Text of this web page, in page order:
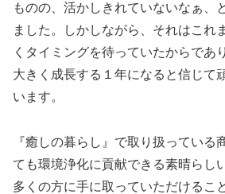
ものの、活かしきれていないなぁ、
ました。しかしながら、それはこれ
くタイミングを待っていたからであ
大きく成長する１年になると信じて
います。
『癒しの暮らし』で取り扱っている
ても環境浄化に貢献できる素晴らし
多くの方に手に取っていただけるこ